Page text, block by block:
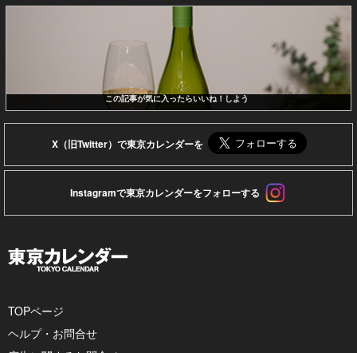
この記事が気に入ったらいいね！しよう
X（旧Twitter）で東京カレンダーを
Instagramで東京カレンダーをフォローする
TOPページ
ヘルプ・お問合せ